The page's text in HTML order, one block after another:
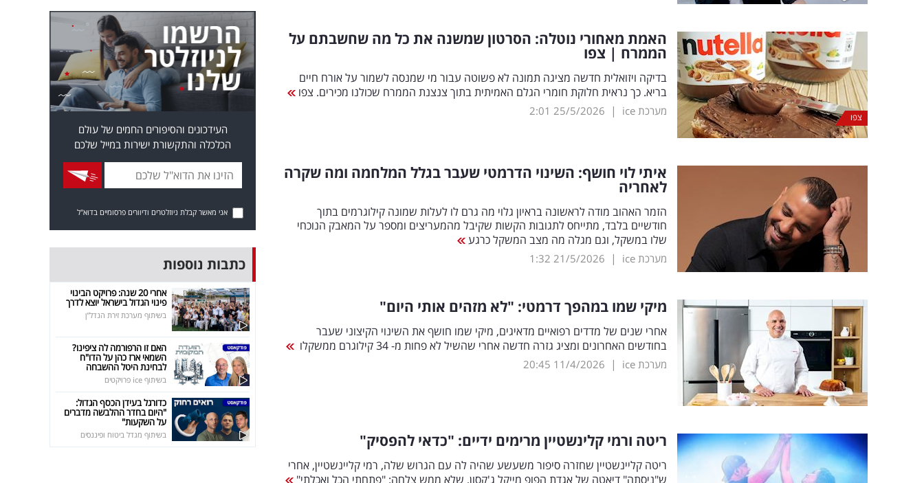
צפו
האמת מאחורי נוטלה: הסרטון שמשנה את כל מה שחשבתם על
הממרח | צפו
בדיקה ויזואלית חדשה מציגה תמונה לא פשוטה עבור מי שמנסה לשמור על אורח חיים
בריא. כך נראית חלוקת חומרי הגלם האמיתית בתוך צנצנת הממרח שכולנו מכירים. צפו
מערכת ice |
25/5/2026
2:01
איתי לוי חושף: השינוי הדרמטי שעבר בגלל המלחמה ומה שקרה
לאחריה
הזמר האהוב מודה לראשונה בראיון גלוי מה גרם לו לעלות שמונה קילוגרמים בתוך
חודשיים בלבד, מתייחס לתגובות הקשות שקיבל מהמעריצים ומספר על המאבק הנוכחי
שלו במשקל, וגם מגלה מה מצב המשקל כרגע
מערכת ice |
21/5/2026
1:32
מיקי שמו במהפך דרמטי: "לא מזהים אותי היום"
אחרי שנים של מדדים רפואיים מדאיגים, מיקי שמו חושף את השינוי הקיצוני שעבר
בחודשים האחרונים ומציג גזרה חדשה אחרי שהשיל לא פחות מ- 34 קילוגרם ממשקלו
מערכת ice |
11/4/2026
20:45
ריטה ורמי קלינשטיין מרימים ידיים: "כדאי להפסיק"
ריטה קליינשטיין שחזרה סיפור משעשע שהיה לה עם הגרוש שלה, רמי קליינשטיין, אחרי
ש"ניסתה" דיאטה של אגדת הפופ מייקל ג'קסון, שלא ממש צלחה: "פתחתי הכל ואכלתי"
העידכונים והסיפורים החמים של עולם
הכלכלה והתקשורת ישירות במייל שלכם
אני מאשר קבלת ניוזלטרים ודיוורים פרסומיים בדוא"ל
כתבות נוספות
אחרי 20 שנה: פרויקט הבינוי
פינוי הגדול בישראל יוצא לדרך
בשיתוף מערכת זירת הנדל"ן
האם זו הרפורמה לה ציפינו?
השמאי ארז כהן על הדו"ח
לבחינת היטל ההשבחה
בשיתוף ice פרויקטים
כדורגל בעידן הכסף הגדול:
"היום בחדר ההלבשה מדברים
על השקעות"
בשיתוף מגדל ביטוח ופיננסים